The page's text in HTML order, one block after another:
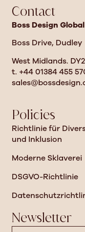
Contact
Boss Design
Boss Drive, Dudley
West Midlands.
t. +44 01384 455
Policies
Richtlinie für
und Inklusion
Moderne Sklaverei
DSGVO-Richtlinie
Newsletter